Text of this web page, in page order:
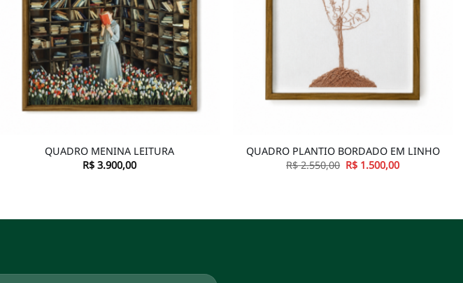
QUADRO MENINA LEITURA
R$ 3.900,00
QUADRO PLANTIO BORDADO EM LINHO
R$2.550,00 O
preço
R$ 1.500,00O